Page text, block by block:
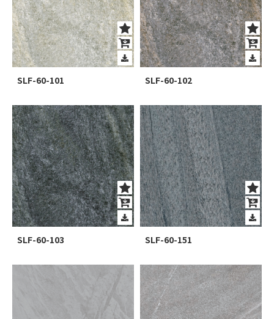
SLF-60-101 SLF-60-102
SLF-60-103 SLF-60-151